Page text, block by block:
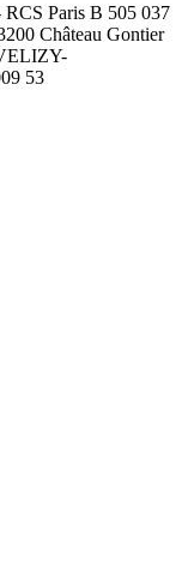
Paris B 505 037
Château Gontier
53